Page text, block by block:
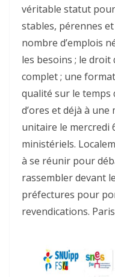
véritable statut pour
stables, pérennes
nombre d’emplois
les besoins ; le
complet ; une
qualité sur le temps
d’ores et déjà à
unitaire le mercredi
ministériels.
à se réunir pour
rassembler devant
préfectures pour
revendications.